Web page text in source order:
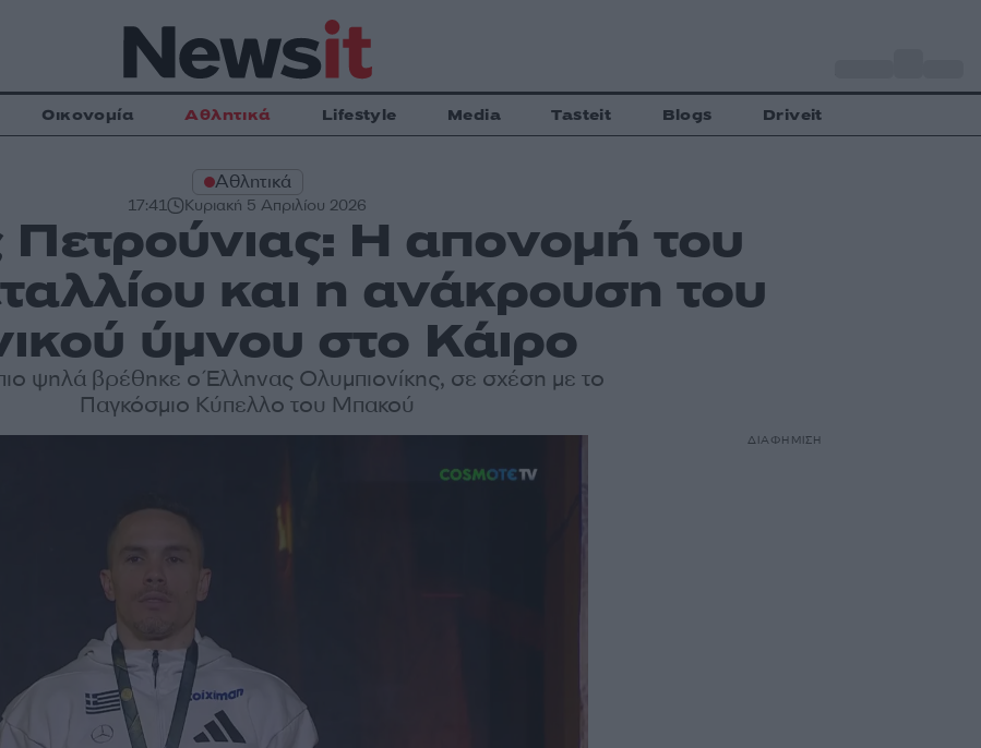
Οικονομία Αθλητικά Lifestyle Media Tasteit Blogs Driveit
Αθλητικά
17:41 Κυριακή 5 Απριλίου 2026
Πετρούνιας: Η απονομή του
και η ανάκρουση του
ύμνου στο Κάιρο
ψηλά βρέθηκε ο Έλληνας Ολυμπιονίκης, σε σχέση με το
Παγκόσμιο Κύπελλο του Μπακού
ΔΙΑΦΗΜΙΣΗ